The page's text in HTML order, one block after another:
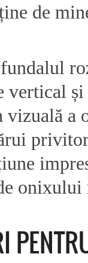
de
vertical
vizuală a
onixului